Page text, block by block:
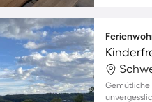
Gemütliche